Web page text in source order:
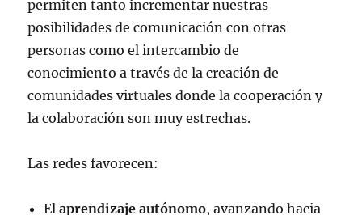
permiten tanto incrementar nuestras
posibilidades de comunicación con otras
personas como el intercambio de
conocimiento a través de la creación de
comunidades virtuales donde la cooperación y
la colaboración son muy estrechas.
Las redes favorecen:
El aprendizaje autónomo, avanzando hacia